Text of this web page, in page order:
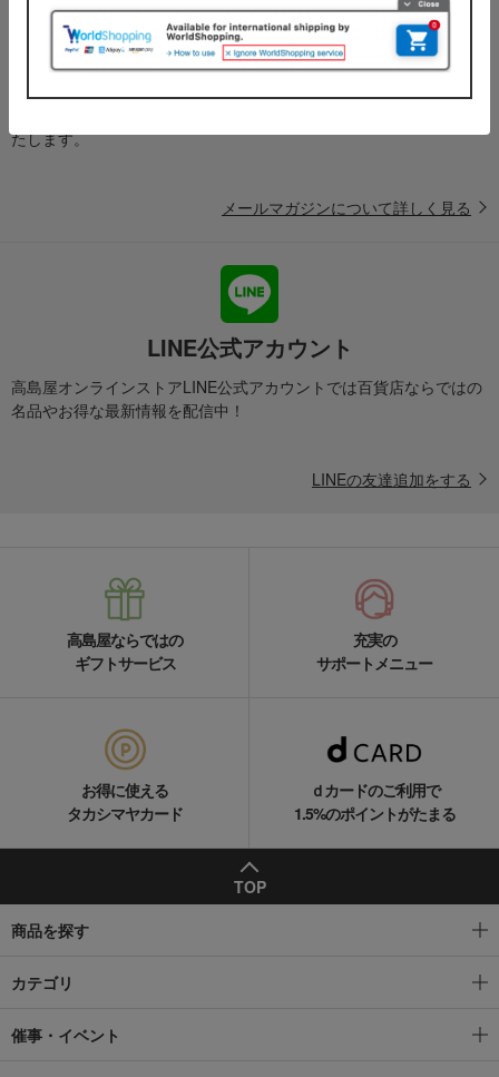
メールマガジン
送料無料クーポンやキャンペーン、新着・SALE・おすすめ商品な
たします。
メールマガジンについて詳しく見る
LINE公式アカウント
高島屋オンラインストアLINE公式アカウントでは百貨店ならではの
名品やお得な最新情報を配信中！
LINEの友達追加をする
高島屋ならではの
ギフトサービス
充実の
サポートメニュー
お得に使える
タカシマヤカード
ｄカードのご利用で
1.5%のポイントがたまる
TOP
商品を探す
カテゴリ
催事・イベント